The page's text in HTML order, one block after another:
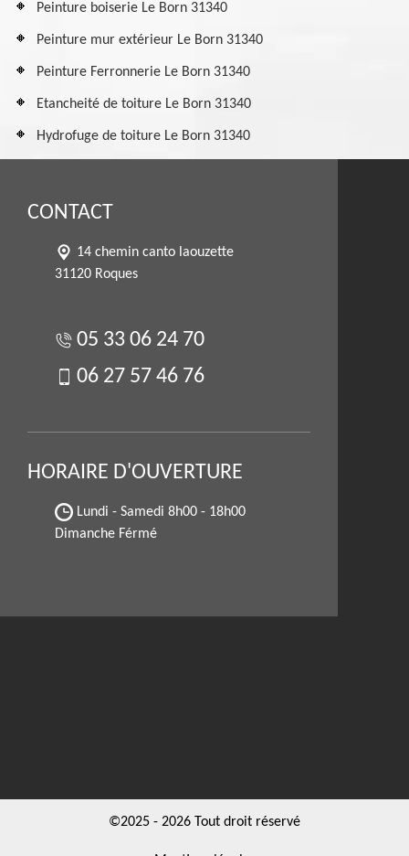
Peinture boiserie Le Born 31340
Peinture mur extérieur Le Born 31340
Peinture Ferronnerie Le Born 31340
Etancheité de toiture Le Born 31340
Hydrofuge de toiture Le Born 31340
CONTACT
14 chemin canto laouzette
31120 Roques
05 33 06 24 70
06 27 57 46 76
HORAIRE D'OUVERTURE
Lundi - Samedi 8h00 - 18h00
Dimanche Férmé
©2025 - 2026 Tout droit réservé